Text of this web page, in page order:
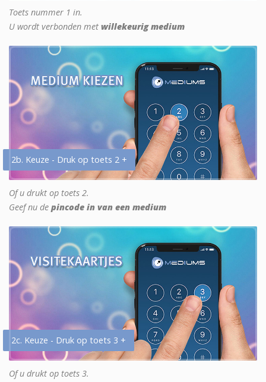
Toets nummer 1 in.
U wordt verbonden met willekeurig medium
2b. Keuze - Druk op toets 2 +
Of u drukt op toets 2.
Geef nu de pincode in van een medium
2c. Keuze - Druk op toets 3 +
Of u drukt op toets 3.